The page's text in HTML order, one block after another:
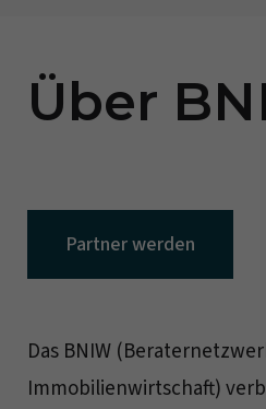
Über
Partner werden
Das BNIW
Immobilienwirtschaft)